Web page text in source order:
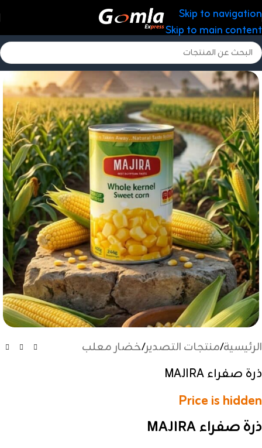
Skip to navigation
Skip to main content
الرئيسية/منتجات التصدير/خضار معلب
ذرة صفراء MAJIRA
Price is hidden
ذرة صفراء MAJIRA